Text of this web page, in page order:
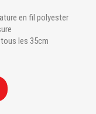
en fil polyester
les 35cm